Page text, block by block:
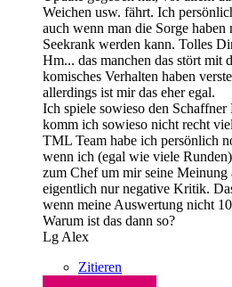
Weichen usw. fährt. Ich
auch wenn man die Sorge haben
Seekrank werden kann. Tolles
Hm... das manchen das stört mit
komisches Verhalten haben
allerdings ist mir das eher egal.
Ich spiele sowieso den
komm ich sowieso nicht recht
TML Team habe ich persönlich
wenn ich (egal wie viele
zum Chef um mir seine Meinung
eigentlich nur negative Kritik.
wenn meine Auswertung nicht
Warum ist das dann so?
Lg Alex
Zitieren